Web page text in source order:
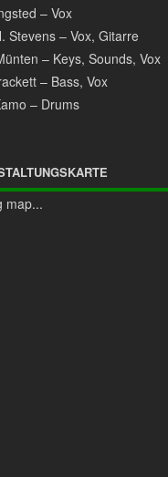
– Vox
Stevens – Vox, Gitarre
– Keys, Sounds, Vox
– Bass, Vox
– Drums
map...